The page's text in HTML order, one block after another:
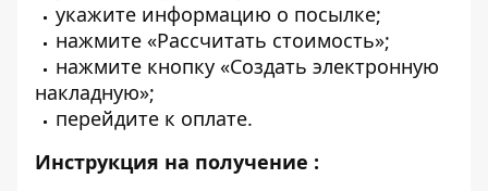
укажите информацию о посылке;
нажмите «Рассчитать стоимость»;
нажмите кнопку «Создать электронную
накладную»;
перейдите к оплате.
Инструкция на получение :